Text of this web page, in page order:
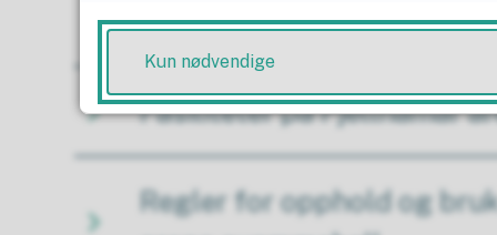
Informasjon om
Fasiliteter på Fjellhamar
Regler for opphold og
Kun nødvendige